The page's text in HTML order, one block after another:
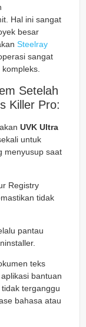
Hal ini sangat
besar
Steelray
sangat
Setelah
Killer Pro:
UVK Ultra
untuk
menyusup saat
Registry
tidak
pantau
teks
bantuan
tidak terganggu
bahasa atau